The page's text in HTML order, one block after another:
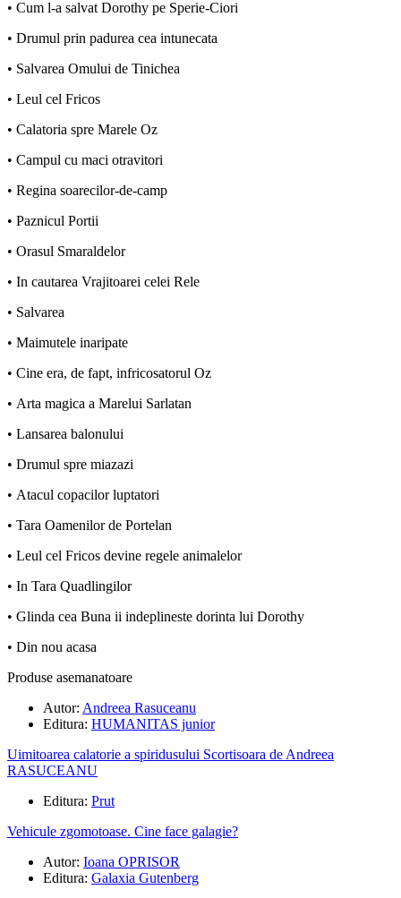
• Cum l-a salvat Dorothy pe Sperie-Ciori
• Drumul prin padurea cea intunecata
• Salvarea Omului de Tinichea
• Leul cel Fricos
• Calatoria spre Marele Oz
• Campul cu maci otravitori
• Regina soarecilor-de-camp
• Paznicul Portii
• Orasul Smaraldelor
• In cautarea Vrajitoarei celei Rele
• Salvarea
• Maimutele inaripate
• Cine era, de fapt, infricosatorul Oz
• Arta magica a Marelui Sarlatan
• Lansarea balonului
• Drumul spre miazazi
• Atacul copacilor luptatori
• Tara Oamenilor de Portelan
• Leul cel Fricos devine regele animalelor
• In Tara Quadlingilor
• Glinda cea Buna ii indeplineste dorinta lui Dorothy
• Din nou acasa
Produse asemanatoare
Autor: Andreea Rasuceanu
Editura: HUMANITAS junior
Uimitoarea calatorie a spiridusului Scortisoara de Andreea
RASUCEANU
Editura: Prut
Vehicule zgomotoase. Cine face galagie?
Autor: Ioana OPRISOR
Editura: Galaxia Gutenberg